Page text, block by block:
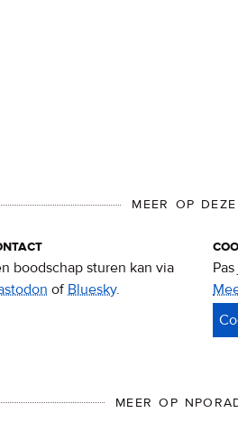
MEER OP
boodschap sturen kan via
ofBluesky.
MEER OP